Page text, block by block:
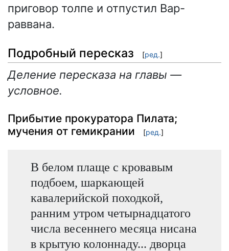
приговор толпе и отпустил Вар-
раввана.
Подробный пересказ [ред.]
Деление пересказа на главы —
условное.
Прибытие прокуратора Пилата;
мучения от гемикрании
[ред.]
В белом плаще с кровавым
подбоем, шаркающей
кавалерийской походкой,
ранним утром четырнадцатого
числа весеннего месяца нисана
в крытую колоннаду... дворца